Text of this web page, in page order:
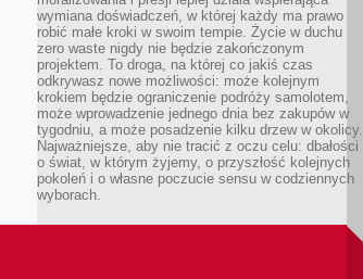
wymiana doświadczeń, w której każdy ma prawo
robić małe kroki w swoim tempie. Życie w duchu
zero waste nigdy nie będzie zakończonym
projektem. To droga, na której co jakiś czas
odkrywasz nowe możliwości: może kolejnym
krokiem będzie ograniczenie podróży samolotem,
może wprowadzenie jednego dnia bez zakupów w
tygodniu, a może posadzenie kilku drzew w okolicy.
Najważniejsze, aby nie tracić z oczu celu: dbałości
o świat, w którym żyjemy, o przyszłość kolejnych
pokoleń i o własne poczucie sensu w codziennych
wyborach.